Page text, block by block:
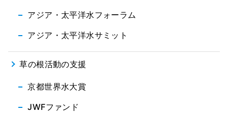
アジア・太平洋水フォーラム
アジア・太平洋水サミット
草の根活動の支援
京都世界水大賞
JWFファンド